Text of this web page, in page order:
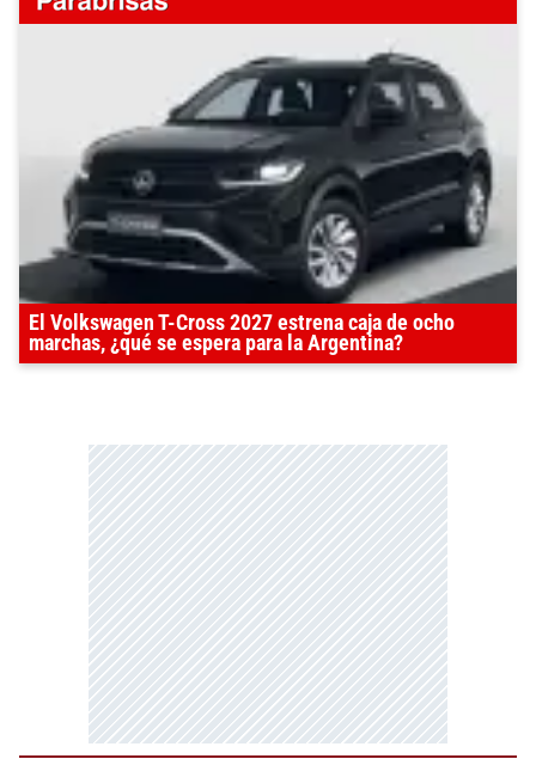
El Volkswagen T-Cross 2027 estrena caja de ocho
marchas, ¿qué se espera para la Argentina?